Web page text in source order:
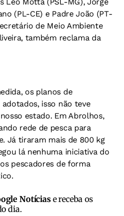
(PL-CE) e Padre João (PT-
de Meio Ambiente
também reclama da
os planos de
isso não teve
estado. Em Abrolhos,
rede de pesca para
Já tiraram mais de 800 kg
lá nenhuma iniciativa do
pescadores de forma
Notíciase receba os
dia.